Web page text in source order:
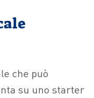
che può
su uno starter